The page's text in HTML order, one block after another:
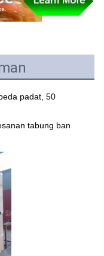
padat, 50
tabung ban